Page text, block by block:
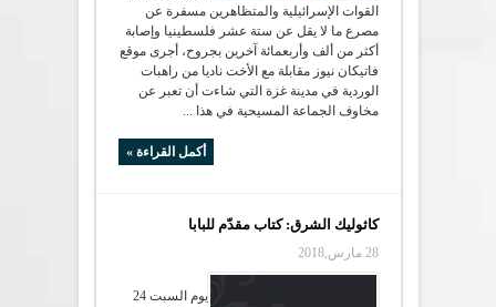
القوات الإسرائيلية والمتظاهرين مسفرة عن
مصرع ما لا يقل عن ستة عشر فلسطينيا وإصابة
أكثر من ألف وأربعمائة آخرين بجروح، أجرى موقع
فاتيكان نيوز مقابلة مع الأخت ناديا من راهبات
الوردية في مدينة غزة التي شاءت أن تعبر عن
مخاوف الجماعة المسيحية في هذا ...
أكمل القراءة »
كاثوليك الشرق: كتاب مقدّم للبابا
28 مارس,2018
يوم السبت 24